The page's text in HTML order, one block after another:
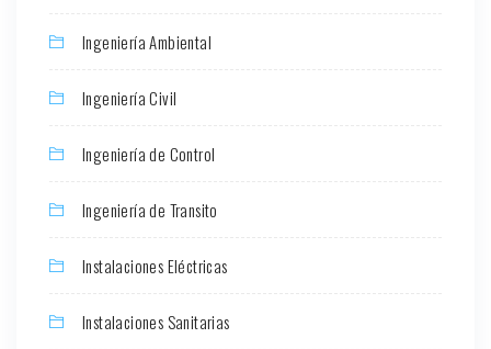
Ingeniería Ambiental
Ingeniería Civil
Ingeniería de Control
Ingeniería de Transito
Instalaciones Eléctricas
Instalaciones Sanitarias